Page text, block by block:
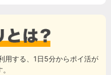
用する、1日5分からポイ活が